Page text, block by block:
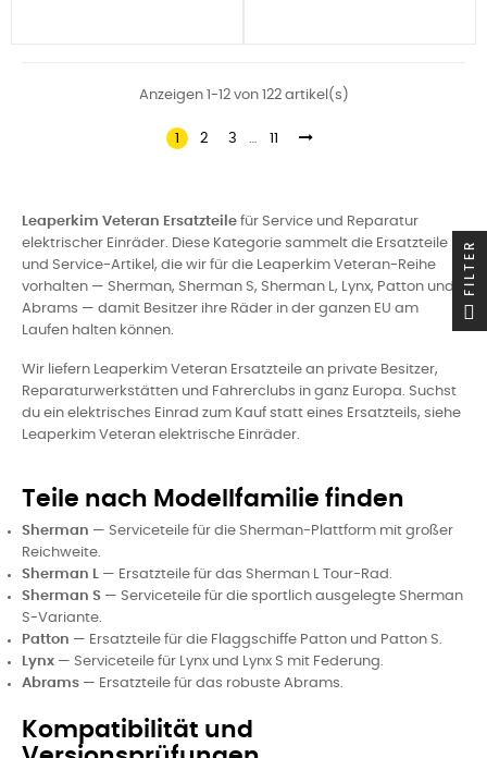
Anzeigen 1-12 von 122 artikel(s)
1 2 3 … 11
Leaperkim Veteran Ersatzteile für Service und Reparatur
elektrischer Einräder. Diese Kategorie sammelt die Ersatzteile
und Service-Artikel, die wir für die Leaperkim Veteran-Reihe
vorhalten — Sherman, Sherman S, Sherman L, Lynx, Patton und
Abrams — damit Besitzer ihre Räder in der ganzen EU am
Laufen halten können.
Wir liefern Leaperkim Veteran Ersatzteile an private Besitzer,
Reparaturwerkstätten und Fahrerclubs in ganz Europa. Suchst
du ein elektrisches Einrad zum Kauf statt eines Ersatzteils, siehe
Leaperkim Veteran elektrische Einräder.
Teile nach Modellfamilie finden
Sherman — Serviceteile für die Sherman-Plattform mit großer
Reichweite.
Sherman L — Ersatzteile für das Sherman L Tour-Rad.
Sherman S — Serviceteile für die sportlich ausgelegte Sherman
S-Variante.
Patton — Ersatzteile für die Flaggschiffe Patton und Patton S.
Lynx — Serviceteile für Lynx und Lynx S mit Federung.
Abrams — Ersatzteile für das robuste Abrams.
Kompatibilität und
FILTER